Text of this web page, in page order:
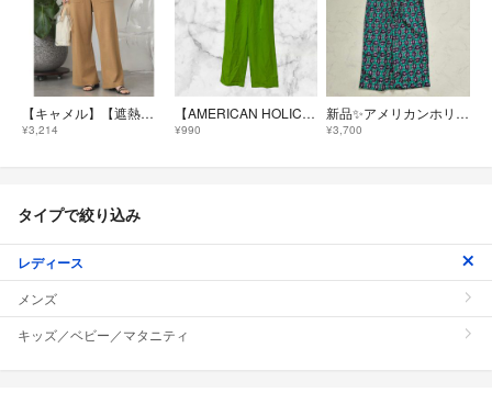
【キャメル】【遮熱】ベイカーニットパンツ
¥3,214
【AMERICAN HOLIC】ワイドパンツ/グリーン系/S
¥990
新品✨アメリカンホリック パンツ 花柄 総柄 S（G218）
¥3,700
タイプで絞り込み
レディース
メンズ
キッズ／ベビー／マタニティ